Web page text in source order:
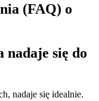
(FAQ) o
nadaje się do
nadaje się idealnie.